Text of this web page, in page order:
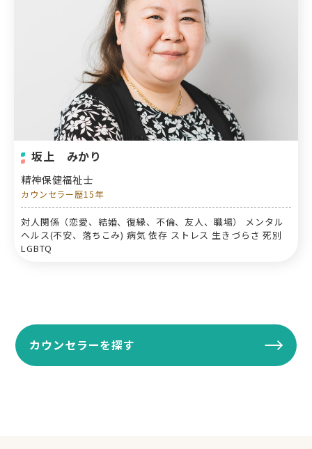
坂上 みかり
精神保健福祉士
カウンセラー歴15年
対人関係（恋愛、結婚、復縁、不倫、友人、職場） メンタル
ヘルス(不安、落ちこみ) 病気 依存 ストレス 生きづらさ 死別
LGBTQ
カウンセラーを探す